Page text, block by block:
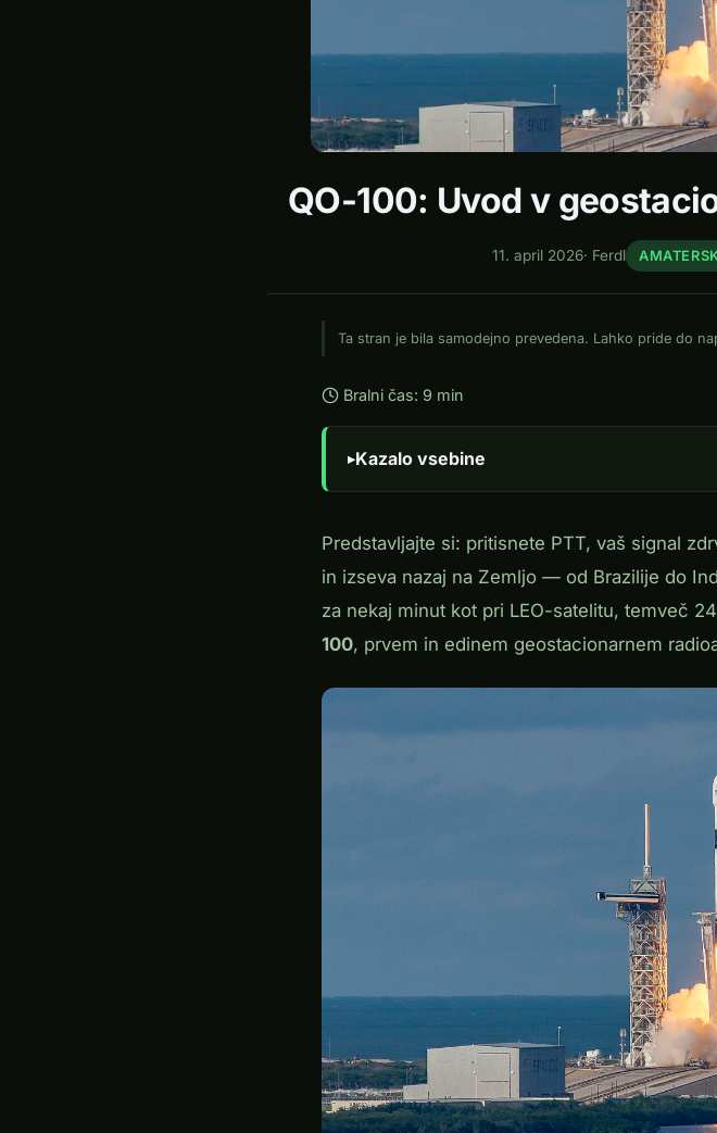
QO-100: Uvod v
11. april 2026· Ferdl
Ta stran je bila samodejno prevedena. Lahko pride do
Bralni čas: 9 min
Kazalo vsebine
Predstavljajte si: pritisnete PTT, vaš signal
in izseva nazaj na Zemljo — od Brazilije do
za nekaj minut kot pri LEO-satelitu, temveč
100, prvem in edinem geostacionarnem